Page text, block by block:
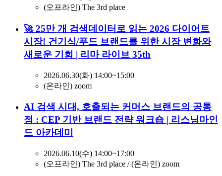
(오프라인) The 3rd place
🚀 25만 개 검색데이터로 읽는 2026 다이어트
시장! 건기식/푸드 브랜드를 위한 시장 변화와
새로운 기회 | 리마 라이브 35th
2026.06.30(화) 14:00~15:00
(온라인) zoom
AI 검색 시대, 호출되는 커머스 브랜드의 공통
점 : CEP 기반 브랜드 전략 워크숍 | 리스닝마인
드 아카데미
2026.06.10(수) 14:00~17:00
(오프라인) The 3rd place / (온라인) zoom